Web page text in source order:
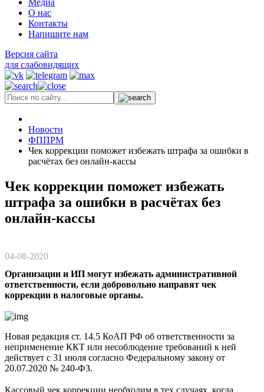
Медиа
О нас
Контакты
Напишите нам
Версия сайта
для слабовидящих
Новости
ФППРМ
Чек коррекции поможет избежать штрафа за ошибки в
расчётах без онлайн-кассы
Чек коррекции поможет избежать
штрафа за ошибки в расчётах без
онлайн-кассы
04-08-2020
Организации и ИП могут избежать административной
ответственности, если добровольно направят чек
коррекции в налоговые органы.
Новая редакция ст. 14.5 КоАП РФ об ответственности за
неприменение ККТ или несоблюдение требований к ней
действует с 31 июля согласно Федеральному закону от
20.07.2020 № 240-ФЗ.
Кассовый чек коррекции необходим в тех случаях, когда